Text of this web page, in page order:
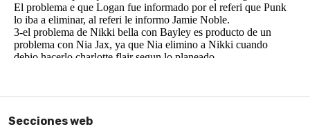
Secciones web